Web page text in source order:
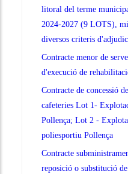
litoral del terme
2024-2027 (9 LOTS),
diversos criteris
Contracte menor de
d'execució de
Contracte de concessió
cafeteries Lot 1-
Pollença; Lot 2 -
poliesportiu Pollença
Contracte
reposició o substitució